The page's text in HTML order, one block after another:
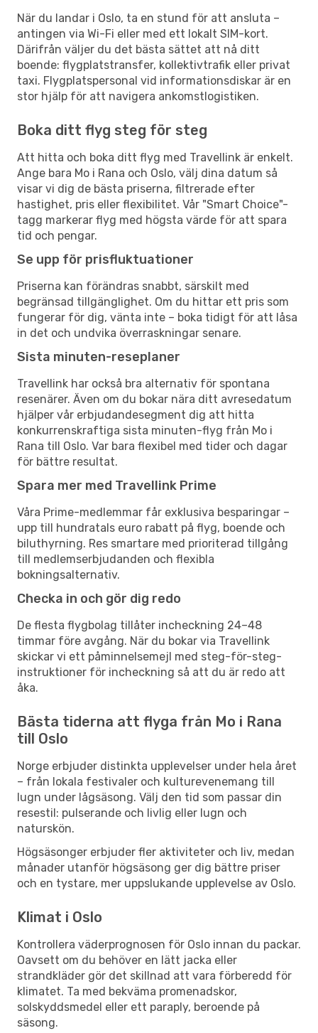
När du landar i Oslo, ta en stund för att ansluta –
antingen via Wi-Fi eller med ett lokalt SIM-kort.
Därifrån väljer du det bästa sättet att nå ditt
boende: flygplatstransfer, kollektivtrafik eller privat
taxi. Flygplatspersonal vid informationsdiskar är en
stor hjälp för att navigera ankomstlogistiken.
Boka ditt flyg steg för steg
Att hitta och boka ditt flyg med Travellink är enkelt.
Ange bara Mo i Rana och Oslo, välj dina datum så
visar vi dig de bästa priserna, filtrerade efter
hastighet, pris eller flexibilitet. Vår "Smart Choice"-
tagg markerar flyg med högsta värde för att spara
tid och pengar.
Se upp för prisfluktuationer
Priserna kan förändras snabbt, särskilt med
begränsad tillgänglighet. Om du hittar ett pris som
fungerar för dig, vänta inte – boka tidigt för att låsa
in det och undvika överraskningar senare.
Sista minuten-reseplaner
Travellink har också bra alternativ för spontana
resenärer. Även om du bokar nära ditt avresedatum
hjälper vår erbjudandesegment dig att hitta
konkurrenskraftiga sista minuten-flyg från Mo i
Rana till Oslo. Var bara flexibel med tider och dagar
för bättre resultat.
Spara mer med Travellink Prime
Våra Prime-medlemmar får exklusiva besparingar –
upp till hundratals euro rabatt på flyg, boende och
biluthyrning. Res smartare med prioriterad tillgång
till medlemserbjudanden och flexibla
bokningsalternativ.
Checka in och gör dig redo
De flesta flygbolag tillåter incheckning 24–48
timmar före avgång. När du bokar via Travellink
skickar vi ett påminnelsemejl med steg-för-steg-
instruktioner för incheckning så att du är redo att
åka.
Bästa tiderna att flyga från Mo i Rana
till Oslo
Norge erbjuder distinkta upplevelser under hela året
– från lokala festivaler och kulturevenemang till
lugn under lågsäsong. Välj den tid som passar din
resestil: pulserande och livlig eller lugn och
naturskön.
Högsäsonger erbjuder fler aktiviteter och liv, medan
månader utanför högsäsong ger dig bättre priser
och en tystare, mer uppslukande upplevelse av Oslo.
Klimat i Oslo
Kontrollera väderprognosen för Oslo innan du packar.
Oavsett om du behöver en lätt jacka eller
strandkläder gör det skillnad att vara förberedd för
klimatet. Ta med bekväma promenadskor,
solskyddsmedel eller ett paraply, beroende på
säsong.